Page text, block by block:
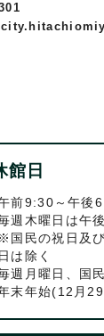
館日
前9:30～午後
週木曜日は午
※国民の祝日及
日は除く
週月曜日、国
末年始(12月